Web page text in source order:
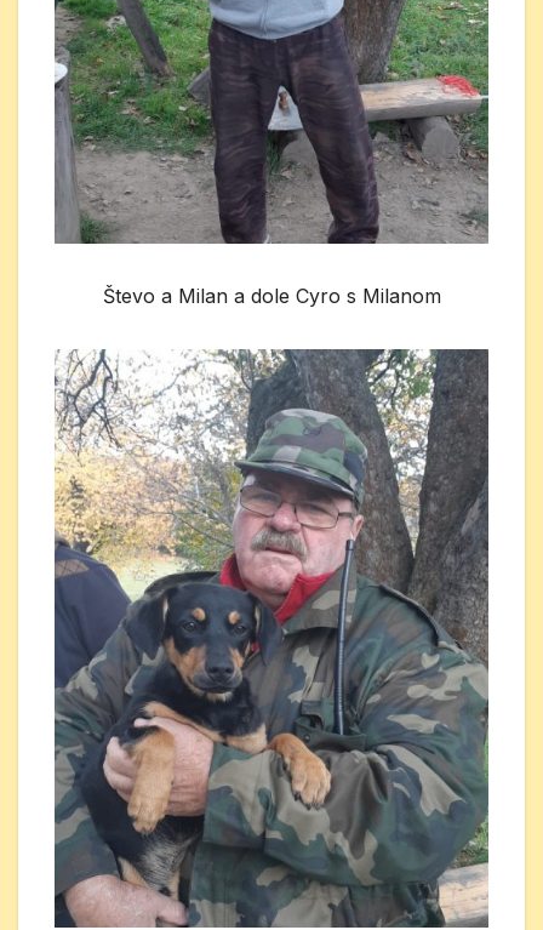
Števo a Milan a dole Cyro s Milanom